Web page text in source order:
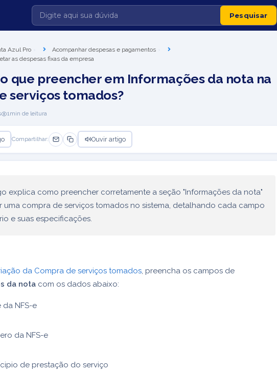
Azul Pro
Acompanhar despesas e pagamentos
as despesas fixas da empresa
que preencher em Informações da nota na
serviços tomados?
1min de leitura
Compartilhar: Ouvir artigo
explica como preencher corretamente a seção "Informações da nota"
uma compra de serviços tomados no sistema, detalhando cada campo
e suas especificações.
da Compra de serviços tomados , preencha os campos de
da nota com os dados abaixo:
da NFS-e
da NFS-e
de prestação do serviço